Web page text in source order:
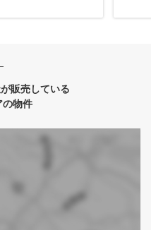
販売している
の物件